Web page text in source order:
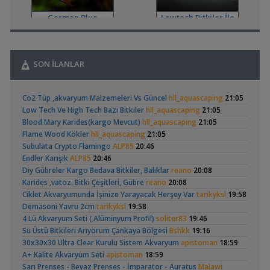
Cinsiyet ve Tür Belirleme
Ciklet Balığı Boy Aldırma 17:00
Yeni Üye Forumu
Akvaryum Tanıtımı
Karidesler Sobo Sf 550f Filtre İçine Kaçabilir MiJoec,13:12
Bitkili Akvaryuma İlk Adım saturday,12:45
Yeni Üye Forumu
👋 Yeni Gelenler Buradan Merhaba Desinwolk23,12:03
Yeni Üye Forumu
Büyükşehir Belediyesi Çalışıyor,gece 3 😊
10:09
Yeni Üye Forumu
Bitkili Tankda Led Kullanımıdreamcatcherr,
Işık CO2 ve Ekipmanlar
Dıy - Akvaryum Aydınlatması Hakkında Bilgi
Yeni Üye Forumu
130 Lt 50+ Lepistes İçin8.500 Tl Bütçeli Dışfiltre Serpent
00:15
Yeni Üye Forumu
Catappa YetişiyorumRafayel,22:46
German Blue
Ramirezi
Head Üreme Süreci
Vlog
Apistogramma
Hongsloi Çiftim Ve
Yavruları
(4)
Betta Antuta
Lowtech Bitkiler İle
Hobiye Dönüş
Vatoz Akvaryumu
(200 Litre)
30x20x20 Ramshorn
Akvaryumu
Leonardit Zeminli
Akvaryum Kurulumu
SON İLANLAR
Co2 Tüp ,akvaryum Malzemeleri Vs Güncel hll_aquascaping 21:05
Low Tech Ve High Tech Bazı Bitkilerhll_aquascaping 21:05
Blood Mary Karides(kargo Mevcut) hll_aquascaping 21:05
Flame Wood Köklerhll_aquascaping 21:05
Subulata Crypto Flamingo ALP85 20:46
Endler KarışıkALP85 20:46
Diy Gübreler Kargo Bedava Bitkiler, Balıklarreano 20:08
Karides ,vatoz, Bitki Çeşitleri, Gübre reano 20:08
Ciklet Akvaryumunda İşinize Yarayacak Herşey Vartarikyksl 19:58
Demasoni Yavru 2cm tarikyksl 19:58
4 Lü Akvaryum Seti ( Alüminyum Profil) soliter83 19:46
Su Üstü Bitkileri Arıyorum Çankaya Bölgesi Bshkk 19:16
30x30x30 Ultra Clear Kurulu Sistem Akvaryum apistoman 18:59
A+ Kalite Akvaryum Seti apistoman 18:59
Sarı Prenses - Beyaz Prenses - İmparator - Auratus Malawi